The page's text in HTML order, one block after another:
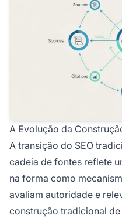
A Evolução da
A transição do SEO
cadeia de fontes reflete
na forma como
avaliam autoridade e
construção tradicional